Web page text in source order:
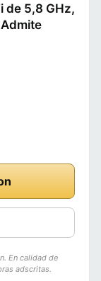
de 5,8 GHz,
Admite
En calidad de
adscritas.